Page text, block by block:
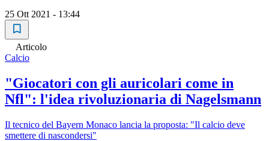
25 Ott 2021 - 13:44
Articolo
Calcio
"Giocatori con gli auricolari come in
Nfl": l'idea rivoluzionaria di Nagelsmann
Il tecnico del Bayern Monaco lancia la proposta: "Il calcio deve
smettere di nascondersi"